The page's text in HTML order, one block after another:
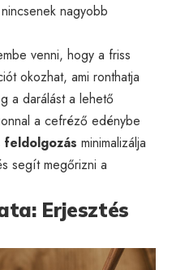
nagyobb
venni, hogy a friss
okozhat, ami ronthatja
a darálást a lehető
a cefréző edénybe
feldolgozás minimalizálja
segít megőrizni a
Erjesztés